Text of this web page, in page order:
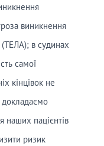
виникнення
(ТЕЛА); в судинах
самої
кінцівок не
наших пацієнтів
ризик